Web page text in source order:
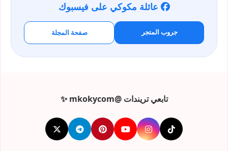
عائلة مكوكي على فيسبوك
جروب المتجر صفحة المجلة
تابعي تريندات @mkokycom ✨